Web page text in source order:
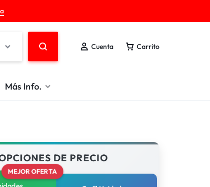
Cuenta Carrito
Más Info.
DE PRECIO
MEJOR OFERTA